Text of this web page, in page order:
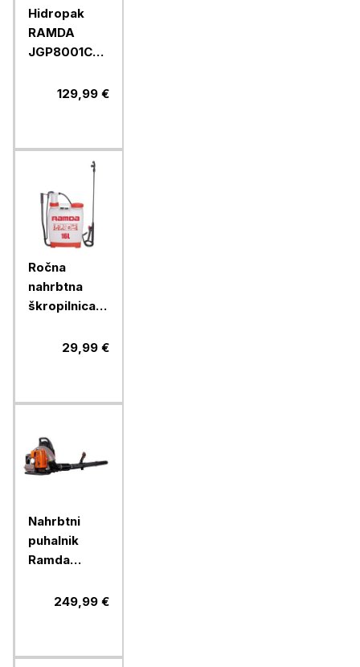
Hidropak
RAMDA
JGP8001CXF,
129,99 €
Ročna
nahrbtna
škropilnica
29,99 €
Nahrbtni
puhalnik
Ramda
249,99 €